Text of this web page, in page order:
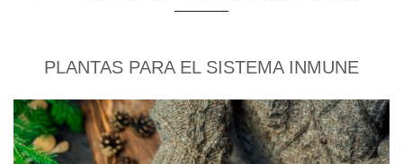
PLANTAS PARA EL SISTEMA INMUNE